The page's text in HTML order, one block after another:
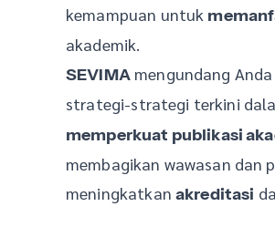
kemampuan untuk
akademik.
SEVIMAmengundang
strategi-strategi terkini
memperkuat publikasi
membagikan wawasan dan
meningkatkan akreditasi